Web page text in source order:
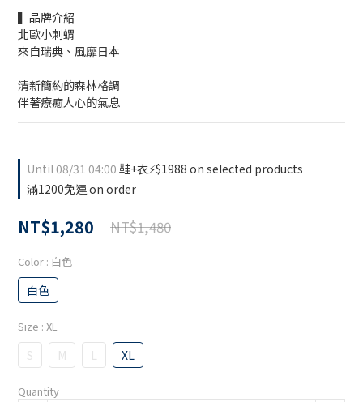
▍品牌介紹
北歐小刺蝟
來自瑞典、風靡日本
清新簡約的森林格調
伴著療癒人心的氣息
Until08/31 04:00 鞋+衣⚡$1988 on selected products
滿1200免運 on order
NT$1,280 NT$1,480
Color : 白色
白色
Size : XL
S M L XL
Quantity